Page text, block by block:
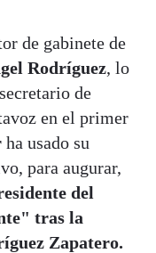
de gabinete de
Rodríguez, lo
de
en el primer
ha usado su
para augurar,
del
tras la
Zapatero.